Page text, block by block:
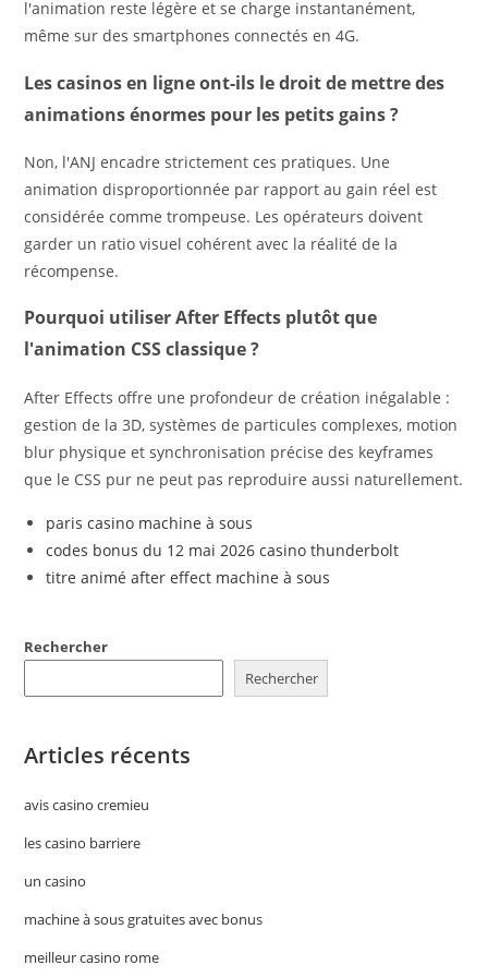
l'animation reste légère et se charge instantanément,
même sur des smartphones connectés en 4G.
Les casinos en ligne ont-ils le droit de mettre des
animations énormes pour les petits gains ?
Non, l'ANJ encadre strictement ces pratiques. Une
animation disproportionnée par rapport au gain réel est
considérée comme trompeuse. Les opérateurs doivent
garder un ratio visuel cohérent avec la réalité de la
récompense.
Pourquoi utiliser After Effects plutôt que
l'animation CSS classique ?
After Effects offre une profondeur de création inégalable :
gestion de la 3D, systèmes de particules complexes, motion
blur physique et synchronisation précise des keyframes
que le CSS pur ne peut pas reproduire aussi naturellement.
paris casino machine à sous
codes bonus du 12 mai 2026 casino thunderbolt
titre animé after effect machine à sous
Rechercher
Rechercher
Articles récents
avis casino cremieu
les casino barriere
un casino
machine à sous gratuites avec bonus
meilleur casino rome